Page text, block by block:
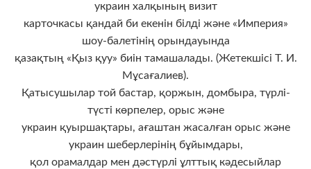
украин халқының визит
карточкасы қандай би екенін білді және «Империя»
шоу-балетінің орындауында
қазақтың «Қыз қуу» биін тамашалады. (Жетекшісі Т. И.
Мұсағалиев).
Қатысушылар той бастар, қоржын, домбыра, түрлі-
түсті көрпелер, орыс және
украин қуыршақтары, ағаштан жасалған орыс және
украин шеберлерінің бұйымдары,
қол орамалдар мен дәстүрлі ұлттық кәдесыйлар